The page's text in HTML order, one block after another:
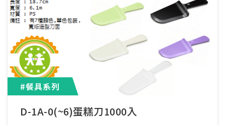
#餐具系列
D-1A-0(~6)蛋糕刀1000入